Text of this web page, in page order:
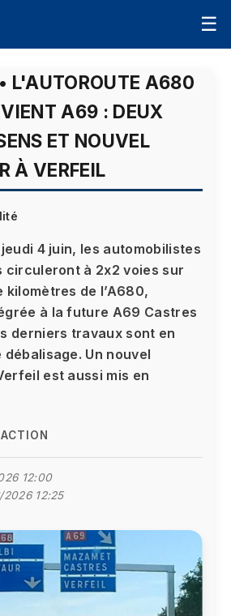
☰
L'AUTOROUTE A680
A69 : DEUX
ET NOUVEL
À VERFEIL
4 juin, les automobilistes
circuleront à 2x2 voies sur
kilomètres de l’A680,
à la future A69 Castres
derniers travaux sont en
Un nouvel
est aussi mis en
12:00
12:25